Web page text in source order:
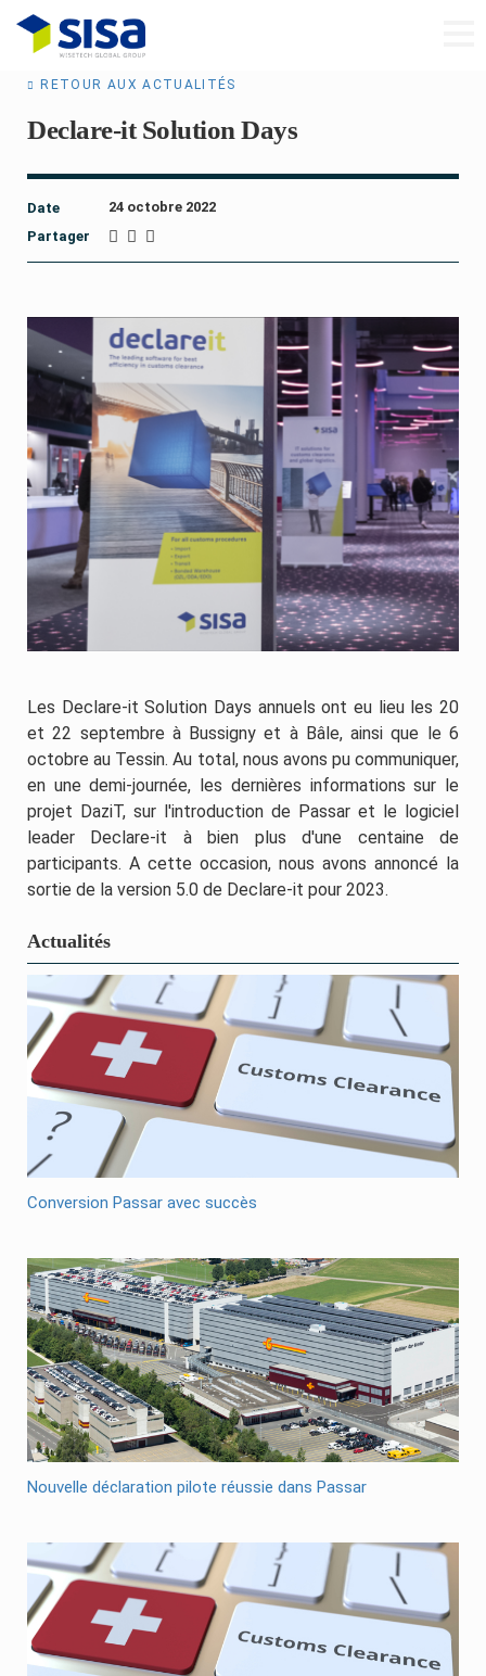
RETOUR AUX ACTUALITÉS
Declare-it Solution Days
Date
24 octobre 2022
Partager
Les Declare-it Solution Days annuels ont eu lieu les 20
et 22 septembre à Bussigny et à Bâle, ainsi que le 6
octobre au Tessin. Au total, nous avons pu communiquer,
en une demi-journée, les dernières informations sur le
projet DaziT, sur l'introduction de Passar et le logiciel
leader Declare-it à bien plus d'une centaine de
participants. A cette occasion, nous avons annoncé la
sortie de la version 5.0 de Declare-it pour 2023.
Actualités
Conversion Passar avec succès
Nouvelle déclaration pilote réussie dans Passar